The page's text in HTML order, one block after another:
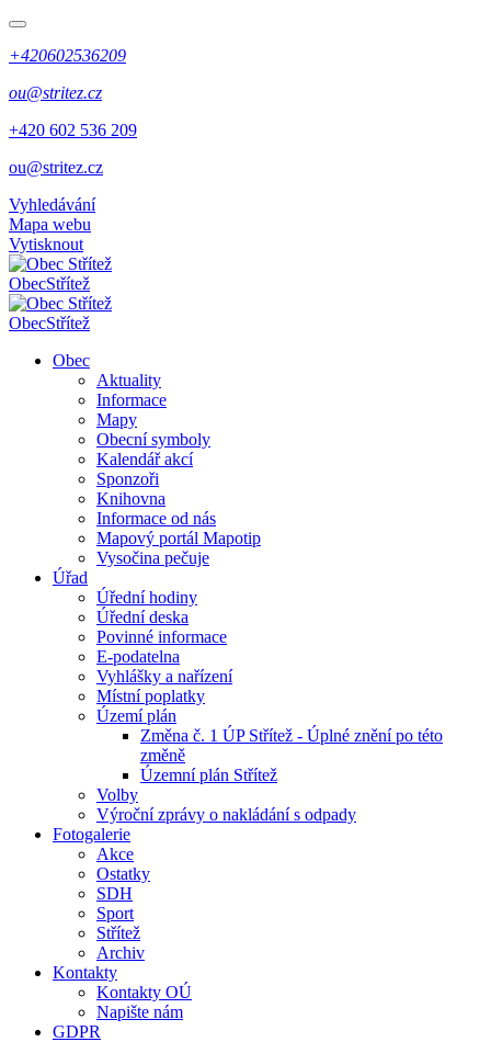
+420602536209
ou@stritez.cz
+420 602 536 209
ou@stritez.cz
Vyhledávání
Mapa webu
Vytisknout
ObecStřítež
ObecStřítež
Obec
Aktuality
Informace
Mapy
Obecní symboly
Kalendář akcí
Sponzoři
Knihovna
Informace od nás
Mapový portál Mapotip
Vysočina pečuje
Úřad
Úřední hodiny
Úřední deska
Povinné informace
E-podatelna
Vyhlášky a nařízení
Místní poplatky
Území plán
Změna č. 1 ÚP Střítež - Úplné znění po této
změně
Územní plán Střítež
Volby
Výroční zprávy o nakládání s odpady
Fotogalerie
Akce
Ostatky
SDH
Sport
Střítež
Archiv
Kontakty
Kontakty OÚ
Napište nám
GDPR